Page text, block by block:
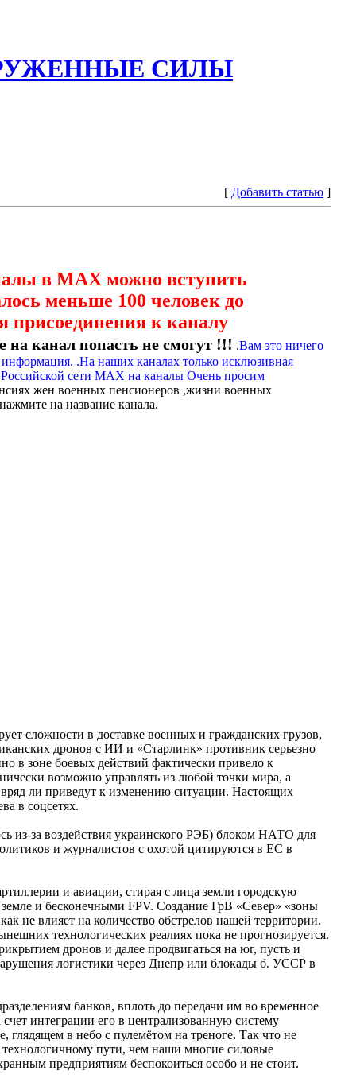
СИЛЫ
[ Добавить статью ]
в МАХ можно вступить
меньше 100 человек до
присоединения к каналу
на канал попасть не смогут !!! .Вам это ничего
.На наших каналах только исклюзивная
сети МАХ на каналы Очень просим
жен военных пенсионеров ,жизни военных
на название канала.
сложности в доставке военных и гражданских грузов,
дронов с ИИ и «Старлинк» противник серьезно
в зоне боевых действий фактически привело к
возможно управлять из любой точки мира, а
ли приведут к изменению ситуации. Настоящих
в соцсетях.
из-за воздействия украинского РЭБ) блоком НАТО для
и журналистов с охотой цитируются в ЕС в
и авиации, стирая с лица земли городскую
и бесконечными FPV. Создание ГрВ «Север» «зоны
не влияет на количество обстрелов нашей территории.
технологических реалиях пока не прогнозируется.
дронов и далее продвигаться на юг, пусть и
логистики через Днепр или блокады б. УССР в
банков, вплоть до передачи им во временное
интеграции его в централизованную систему
в небо с пулемётом на треноге. Так что не
пути, чем наши многие силовые
предприятиям беспокоиться особо и не стоит.